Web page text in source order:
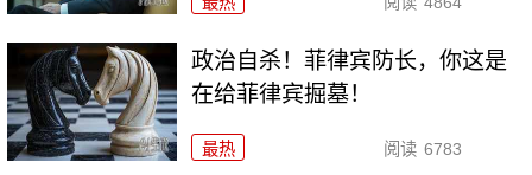
政治自杀！菲律宾防长，你这是
在给菲律宾掘墓！
最热 阅读 6783